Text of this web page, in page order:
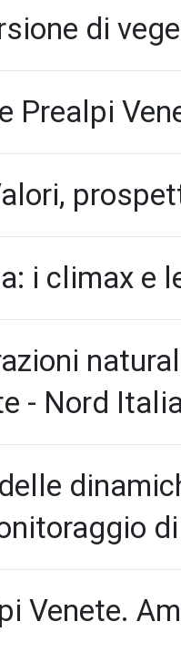
di
Prealpi
i climax e
- Nord
Venete.